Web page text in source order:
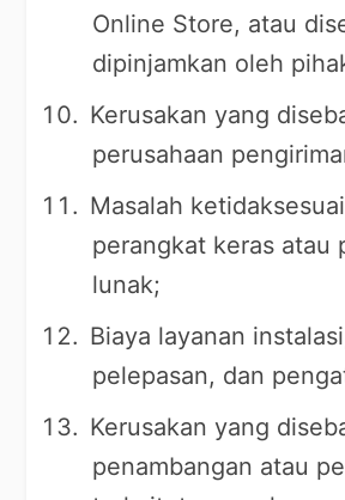
Online Store, atau
dipinjamkan oleh
Kerusakan yang
perusahaan
Masalah
perangkat keras atau
lunak;
Biaya layanan
pelepasan, dan
Kerusakan yang
penambangan atau